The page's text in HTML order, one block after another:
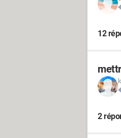
12
2